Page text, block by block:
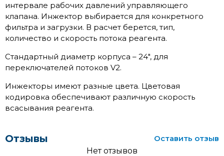
интервале рабочих давлений управляющего
клапана. Инжектор выбирается для конкретного
фильтра и загрузки. В расчет берется, тип,
количество и скорость потока реагента.
Стандартный диаметр корпуса – 24″, для
переключателей потоков V2.
Инжекторы имеют разные цвета. Цветовая
кодировка обеспечивают различную скорость
всасывания реагента.
Отзывы
Оставить отзыв
Нет отзывов